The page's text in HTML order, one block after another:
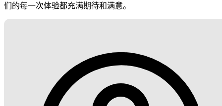
们的每一次体验都充满期待和满意。